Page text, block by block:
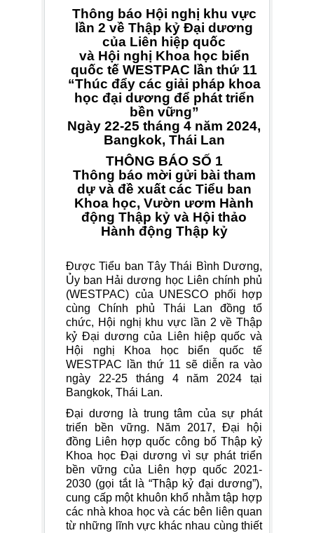
Thông báo Hội nghị khu vực
lần 2 về Thập kỷ Đại dương
của Liên hiệp quốc
và Hội nghị Khoa học biển
quốc tế WESTPAC lần thứ 11
“Thúc đẩy các giải pháp khoa
học đại dương để phát triển
bền vững”
Ngày 22-25 tháng 4 năm 2024,
Bangkok, Thái Lan
THÔNG BÁO SỐ 1
Thông báo mời gửi bài tham
dự và đề xuất các Tiểu ban
Khoa học, Vườn ươm Hành
động Thập kỷ và Hội thảo
Hành động Thập kỷ
Được Tiểu ban Tây Thái Bình Dương,
Ủy ban Hải dương học Liên chính phủ
(WESTPAC) của UNESCO phối hợp
cùng Chính phủ Thái Lan đồng tổ
chức, Hội nghị khu vực lần 2 về Thập
kỷ Đại dương của Liên hiệp quốc và
Hội nghị Khoa học biển quốc tế
WESTPAC lần thứ 11 sẽ diễn ra vào
ngày 22-25 tháng 4 năm 2024 tại
Bangkok, Thái Lan.
Đại dương là trung tâm của sự phát
triển bền vững. Năm 2017, Đại hội
đồng Liên hợp quốc công bố Thập kỷ
Khoa học Đại dương vì sự phát triển
bền vững của Liên hợp quốc 2021-
2030 (gọi tắt là “Thập kỷ đại dương”),
cung cấp một khuôn khổ nhằm tập hợp
các nhà khoa học và các bên liên quan
từ những lĩnh vực khác nhau cùng thiết